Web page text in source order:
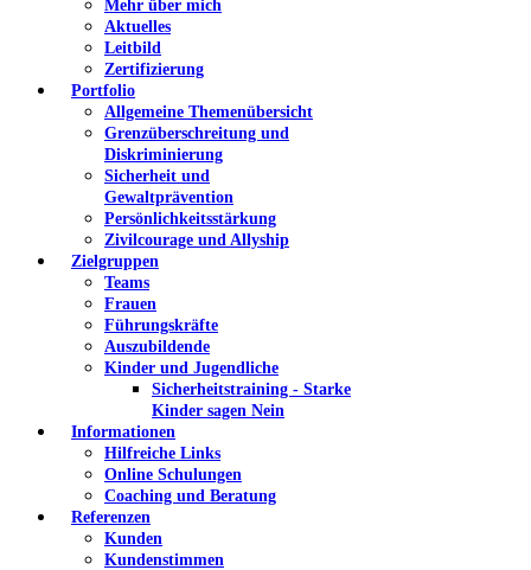
Mehr über mich
Aktuelles
Leitbild
Zertifizierung
Portfolio
Allgemeine Themenübersicht
Grenzüberschreitung und
Diskriminierung
Sicherheit und
Gewaltprävention
Persönlichkeitsstärkung
Zivilcourage und Allyship
Zielgruppen
Teams
Frauen
Führungskräfte
Auszubildende
Kinder und Jugendliche
Sicherheitstraining - Starke
Kinder sagen Nein
Informationen
Hilfreiche Links
Online Schulungen
Coaching und Beratung
Referenzen
Kunden
Kundenstimmen